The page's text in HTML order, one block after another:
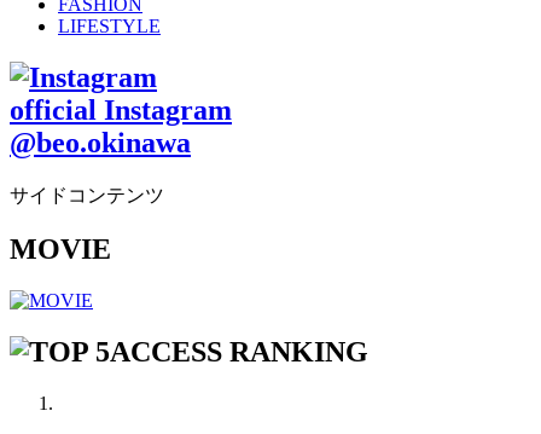
FASHION
LIFESTYLE
official Instagram
@beo.okinawa
サイドコンテンツ
MOVIE
ACCESS RANKING